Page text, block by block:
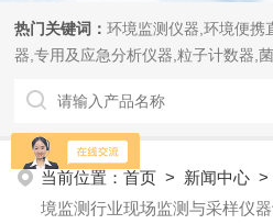
热门关键词：环境监测仪器,环境便携
器,专用及应急分析仪器,粒子计数器,
当前位置：首页 > 新闻中心
境监测行业现场监测与采样仪